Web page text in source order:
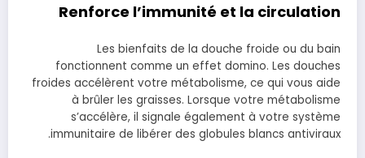
Renforce l’immunité et la circulation
Les bienfaits de la douche froide ou du bain
fonctionnent comme un effet domino. Les douches
froides accélèrent votre métabolisme, ce qui vous aide
à brûler les graisses. Lorsque votre métabolisme
s’accélère, il signale également à votre système
immunitaire de libérer des globules blancs antiviraux.